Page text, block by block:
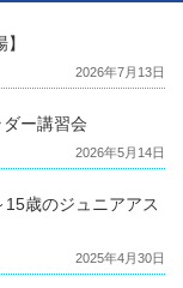
2026年7月13日
ダー講習会
2026年5月14日
歳のジュニアアス
2025年4月30日